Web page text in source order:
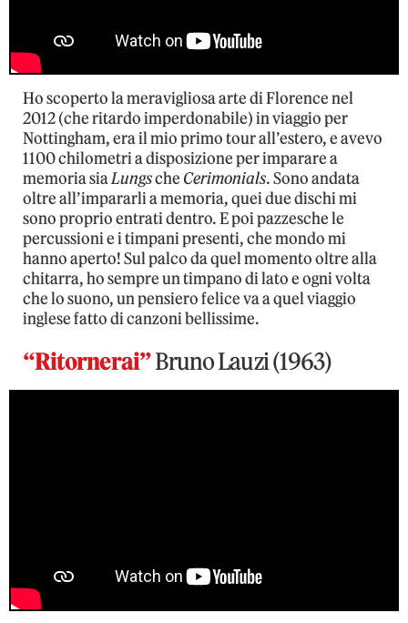
Ho scoperto la meravigliosa arte di Florence nel
2012 (che ritardo imperdonabile) in viaggio per
Nottingham, era il mio primo tour all’estero, e avevo
1100 chilometri a disposizione per imparare a
memoria siaLungsche Cerimonials. Sono andata
oltre all’impararli a memoria, quei due dischi mi
sono proprio entrati dentro. E poi pazzesche le
percussioni e i timpani presenti, che mondo mi
hanno aperto! Sul palco da quel momento oltre alla
chitarra, ho sempre un timpano di lato e ogni volta
che lo suono, un pensiero felice va a quel viaggio
inglese fatto di canzoni bellissime.
“Ritornerai”Bruno Lauzi (1963)